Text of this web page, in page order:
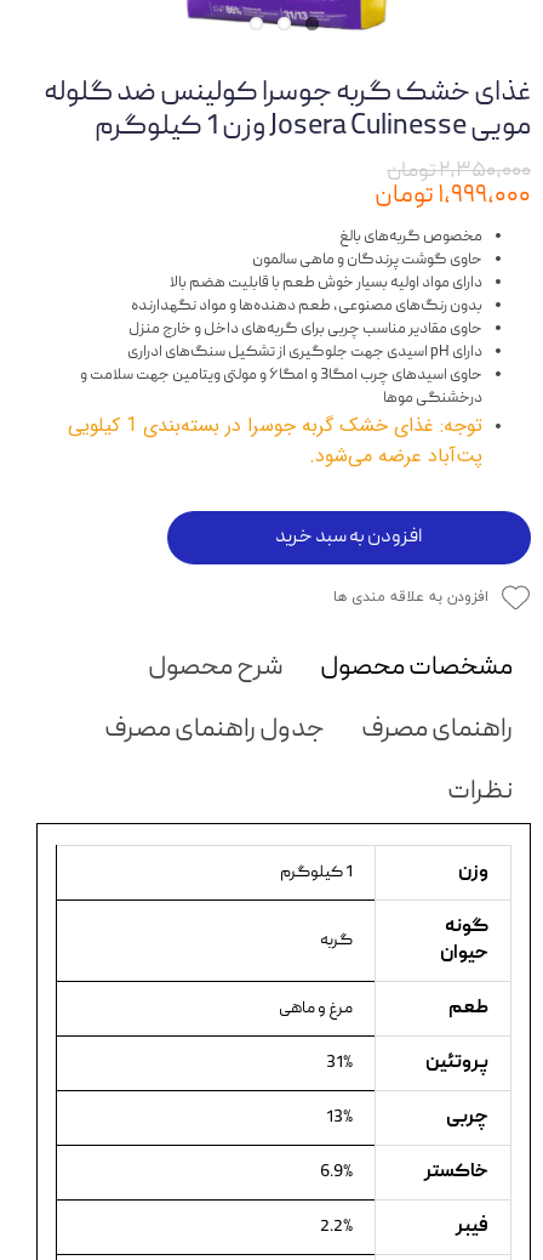
غذای خشک گربه جوسرا کولینس ضد گلوله
مویی Josera Culinesse وزن 1 کیلوگرم
۲,۳۵۰,۰۰۰ تومان
۱,۹۹۹,۰۰۰ تومان
مخصوص گربه‌های بالغ
حاوی گوشت پرندگان و ماهی سالمون
دارای مواد اولیه بسیار خوش طعم با قابلیت هضم بالا
بدون رنگ‌های مصنوعی، طعم دهنده‌ها و مواد نگهدارنده
حاوی مقادیر مناسب چربی برای گربه‌های داخل و خارج منزل
دارای pH اسیدی جهت جلوگیری از تشکیل سنگ‌های ادراری
حاوی اسیدهای چرب امگا3 و امگا۶ و مولتی ویتامین جهت سلامت و
درخشنگی موها
توجه: غذای خشک گربه جوسرا در بسته‌بندی‌ 1 کیلویی
پت‌آباد عرضه می‌شود.
افزودن به سبد خرید
افزودن به علاقه مندی ها
مشخصات محصول
شرح محصول
راهنمای مصرف
جدول راهنمای مصرف
نظرات
وزن 1 کیلوگرم
گونه
حیوان
گربه
طعم مرغ و ماهی
پروتئین 31%
چربی 13%
خاکستر 6.9%
فیبر 2.2%